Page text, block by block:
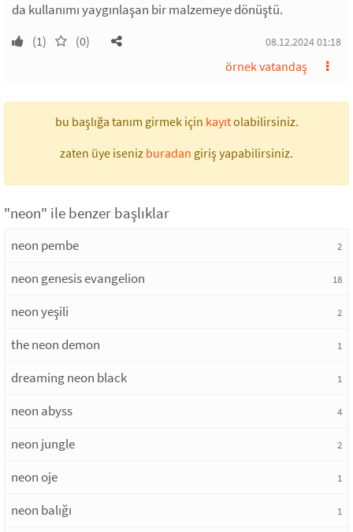
da kullanımı yaygınlaşan bir malzemeye dönüştü.
(1) (0) 08.12.2024 01:18
örnek vatandaş
bu başlığa tanım girmek için kayıtolabilirsiniz.
zaten üye iseniz buradan giriş yapabilirsiniz.
"neon" ile benzer başlıklar
neon pembe 2
neon genesis evangelion 18
neon yeşili 2
the neon demon 1
dreaming neon black 1
neon abyss 4
neon jungle 2
neon oje 1
neon balığı 1